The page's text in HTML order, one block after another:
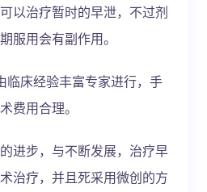
以治疗暂时的早泄，不过剂
服用会有副作用。
临床经验丰富专家进行，手
费用合理。
进步，与不断发展，治疗早
治疗，并且死采用微创的方